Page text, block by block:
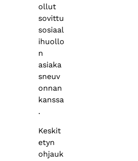
ollut
sovittu
sosiaal
ihuollo
n
asiaka
sneuv
onnan
kanssa
.
Keskit
etyn
ohjauk